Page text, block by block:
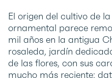
El origen del cultivo de
ornamental parece
mil años en la antigua
rosaleda, jardín
de las flores, con sus
mucho más reciente: